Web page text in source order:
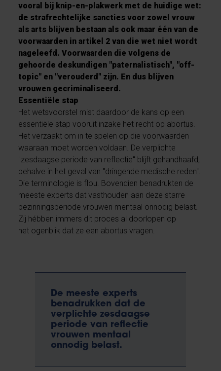
vooral bij knip-en-plakwerk met de huidige wet:
de strafrechtelijke sancties voor zowel vrouw
als arts blijven bestaan als ook maar één van de
voorwaarden in artikel 2 van die wet niet wordt
nageleefd. Voorwaarden die volgens de
gehoorde deskundigen "paternalistisch", "off-
topic" en "verouderd" zijn. En dus blijven
vrouwen gecriminaliseerd.
Essentiële stap
Het wetsvoorstel mist daardoor de kans op een
essentiële stap vooruit inzake het recht op abortus.
Het verzaakt om in te spelen op die voorwaarden
waaraan moet worden voldaan. De verplichte
"zesdaagse periode van reflectie" blijft gehandhaafd,
behalve in het geval van "dringende medische reden".
Die terminologie is flou. Bovendien benadrukten de
meeste experts dat vasthouden aan deze starre
bezinningsperiode vrouwen mentaal onnodig belast.
Zij hébben immers dit proces al doorlopen op
het ogenblik dat ze een abortus vragen.
De meeste experts
benadrukken dat de
verplichte zesdaagse
periode van reflectie
vrouwen mentaal
onnodig belast.